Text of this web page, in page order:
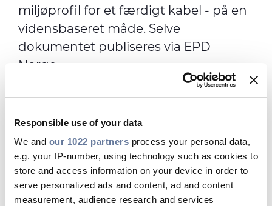
Responsible use of your data
We and our 1022 partners process your personal data,
e.g. your IP-number, using technology such as cookies to
store and access information on your device in order to
serve personalized ads and content, ad and content
measurement, audience research and services
miljøprofil for et færdigt kabel - på en
vidensbaseret måde. Selve
dokumentet publiseres via EPD
Norge.
Det er altså en standardiseret metode
ressourceforbruget, affaldsgenerering
og miljøpåvirkning samt anvendelse
og bortskaffelse af et specifikt kabel.
En livscyklusvurdering kortlægger
kablets miljøegenskaber over hele